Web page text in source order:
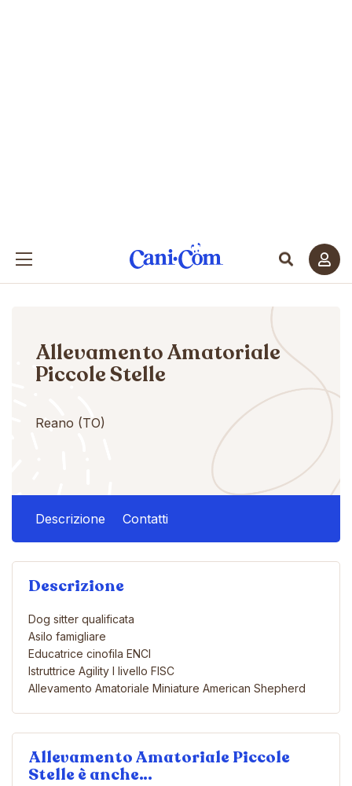
Allevamento Amatoriale
Piccole Stelle
Reano (TO)
Descrizione Contatti
Descrizione
Dog sitter qualificata
Asilo famigliare
Educatrice cinofila ENCI
Istruttrice Agility I livello FISC
Allevamento Amatoriale Miniature American Shepherd
Allevamento Amatoriale Piccole
Stelle è anche…